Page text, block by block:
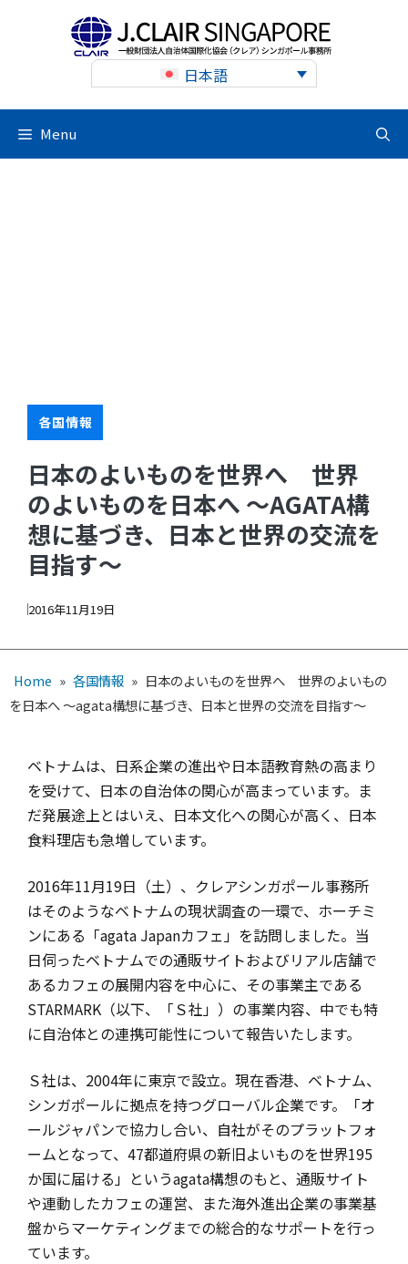
日本語
Menu
各国情報
日本のよいものを世界へ 世界
のよいものを日本へ ～AGATA構
想に基づき、日本と世界の交流を
目指す～
2016年11月19日
Home » 各国情報 » 日本のよいものを世界へ 世界のよいもの
を日本へ ～agata構想に基づき、日本と世界の交流を目指す～
ベトナムは、日系企業の進出や日本語教育熱の高まり
を受けて、日本の自治体の関心が高まっています。ま
だ発展途上とはいえ、日本文化への関心が高く、日本
食料理店も急増しています。
2016年11月19日（土）、クレアシンガポール事務所
はそのようなベトナムの現状調査の一環で、ホーチミ
ンにある「agata Japanカフェ」を訪問しました。当
日伺ったベトナムでの通販サイトおよびリアル店舗で
あるカフェの展開内容を中心に、その事業主である
STARMARK（以下、「Ｓ社」）の事業内容、中でも特
に自治体との連携可能性について報告いたします。
Ｓ社は、2004年に東京で設立。現在香港、ベトナム、
シンガポールに拠点を持つグローバル企業です。「オ
ールジャパンで協力し合い、自社がそのプラットフォ
ームとなって、47都道府県の新旧よいものを世界195
か国に届ける」というagata構想のもと、通販サイト
や連動したカフェの運営、また海外進出企業の事業基
盤からマーケティングまでの総合的なサポートを行っ
ています。